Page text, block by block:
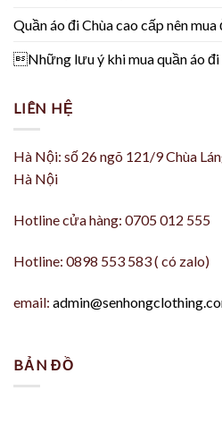
Quần áo đi Chùa cao cấp nên mua
Những lưu ý khi mua quần áo đi
LIÊN HỆ
Hà Nội: số 26 ngõ 121/9 Chùa
Hà Nội
Hotline cửa hàng: 0705 012 555
Hotline: 0898 553 583 ( có zalo)
email:
BẢN ĐỒ